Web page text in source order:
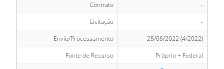
Contrato
-
Licitação
-
Envio/Processamento
25/08/2022 (4/2022)
Fonte de Recurso
Próprio + Federal